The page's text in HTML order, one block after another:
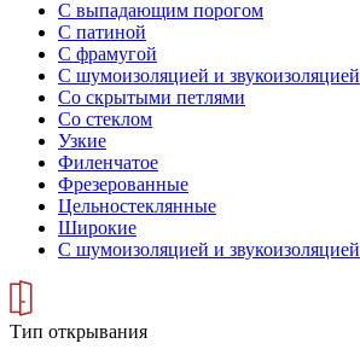
С выпадающим порогом
С патиной
С фрамугой
С шумоизоляцией и звукоизоляцией
Со скрытыми петлями
Со стеклом
Узкие
Филенчатое
Фрезерованные
Цельностеклянные
Широкие
С шумоизоляцией и звукоизоляцией
Тип открывания